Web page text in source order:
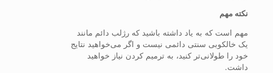
نکته مهم
مهم است که به یاد داشته باشید که رژلب دائم مانند
یک خالکوبی سنتی دائمی نیست و اگر می‌خواهید نتایج
خود را طولانی‌تر کنید، به ترمیم کردن نیاز خواهید
داشت.